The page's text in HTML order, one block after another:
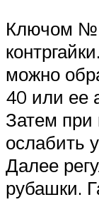
Ключом
можно
40 или ее
Затем
ослабить
Далее
рубашки.